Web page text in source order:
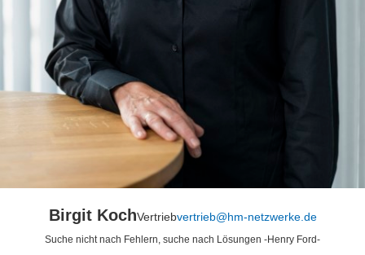
Birgit KochVertriebvertrieb@hm-netzwerke.de
Suche nicht nach Fehlern, suche nach Lösungen -Henry Ford-